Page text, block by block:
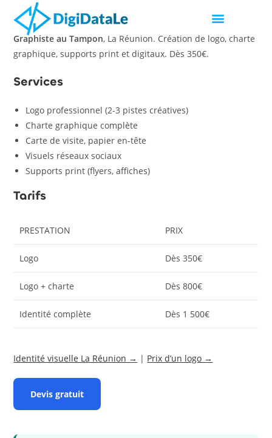
Graphiste au Tampon, La Réunion. Création de logo, charte
graphique, supports print et digitaux. Dès 350€.
Services
Logo professionnel (2-3 pistes créatives)
Charte graphique complète
Carte de visite, papier en-tête
Visuels réseaux sociaux
Supports print (flyers, affiches)
Tarifs
PRESTATION PRIX
Logo Dès 350€
Logo + charte Dès 800€
Identité complète Dès 1 500€
Identité visuelle La Réunion → | Prix d’un logo →
Devis gratuit